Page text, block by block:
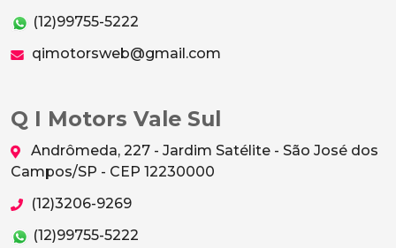
(12)99755-5222
qimotorsweb@gmail.com
Q I Motors Vale Sul
Andrômeda, 227 - Jardim Satélite - São José dos
Campos/SP - CEP 12230000
(12)3206-9269
(12)99755-5222